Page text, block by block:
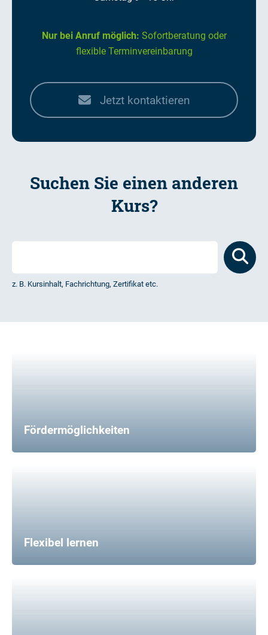
Nur bei Anruf möglich: Sofortberatung oder
flexible Terminvereinbarung
Jetzt kontaktieren
Suchen Sie einen anderen
Kurs?
z. B. Kursinhalt, Fachrichtung, Zertifikat etc.
Fördermöglichkeiten
Flexibel lernen